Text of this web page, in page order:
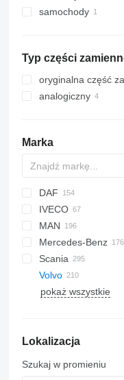
samochody
Typ części
oryginalna część
analogiczny
Marka
DAF
CF
LF
XF
XG
F-MAX
IVECO
S-Way
Stralis
Trakker
X-Way
MAN
TGA
TGL
TGM
TGS
Mercedes-Benz
Actros
Antos
Arocs
Econic
Canter
Kerax
Magnum
Midlum
Scania
G-series
P-series
Volvo
FE
FH13
FH 440
FL6
FL6 14
FL10
FM
FM9
VNL
pokaż wszystkie
Lokalizacja
Szukaj w promieniu